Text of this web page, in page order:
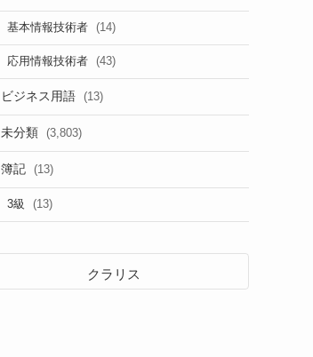
基本情報技術者 (14)
応用情報技術者 (43)
ビジネス用語 (13)
未分類 (3,803)
簿記 (13)
3級 (13)
クラリス